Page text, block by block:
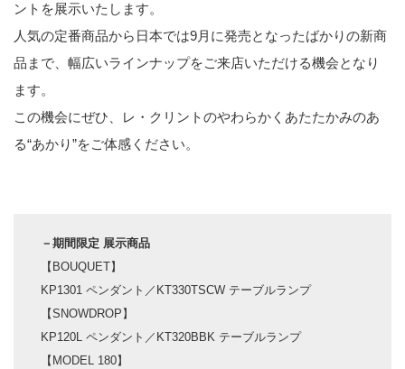
ントを展示いたします。
人気の定番商品から日本では9月に発売となったばかりの新商
品まで、幅広いラインナップをご来店いただける機会となり
ます。
この機会にぜひ、レ・クリントのやわらかくあたたかみのあ
る“あかり”をご体感ください。
－期間限定 展示商品
【BOUQUET】
KP1301 ペンダント／KT330TSCW テーブルランプ
【SNOWDROP】
KP120L ペンダント／KT320BBK テーブルランプ
【MODEL 180】